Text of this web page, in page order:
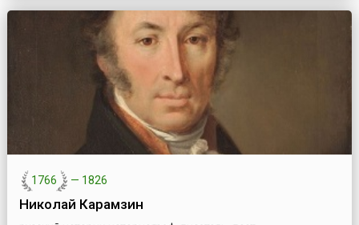
1766 — 1826
Николай Карамзин